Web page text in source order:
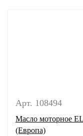
Арт. 108494
Масло моторное
(Европа)